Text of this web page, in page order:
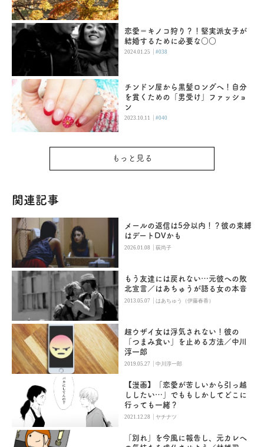
恋愛＝キノコ狩り？！堅実派女子が
結婚するために必要な○○
2024.01.25 |#038
チンドン屋から黒髪ロングへ！自分
を貫くための「男受け」ファッショ
ン
2023.10.11 |#040
もっと見る
関連記事
メールの返信は5分以内！？彼の束縛
はデートDVかも
2026.01.08 |荻尚子
もう友達には戻れない…元彼への敗
北宣言／はあちゅうが語る女の本音
2013.05.07 |はあちゅう（伊藤春香）
超ウザイ女は浮気されない！彼の
「つまみ食い」を止める方法／中川
淳一郎
2019.05.27 |中川淳一郎
【漫画】「恋愛が苦しいから引っ越
ししたい…」でももしかしてどこに
行っても一緒？
2021.12.28 |ヤチナツ
「別れ」を今風に報告し、元カレへ